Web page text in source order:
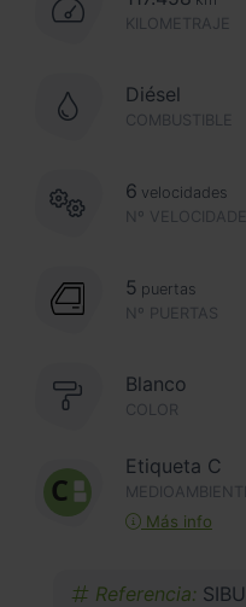
KILOMETRAJE
Diésel
COMBUSTIBLE
Nº
6 velocidades
Nº PUERTAS
5 puertas
Blanco
COLOR
Etiqueta C
MEDIOAMBIENTE
Más info
Referencia: